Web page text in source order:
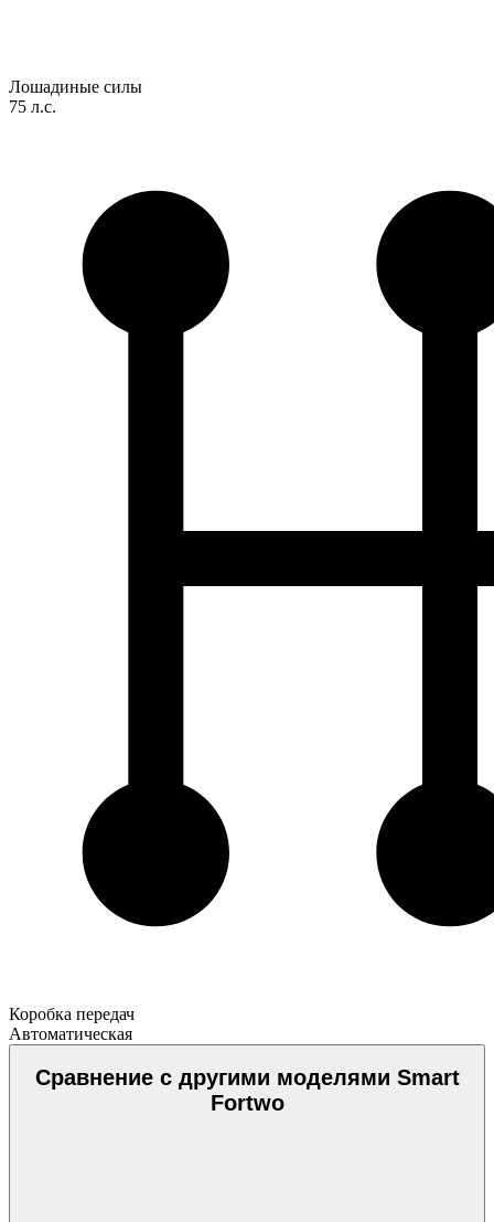
Лошадиные силы
75 л.с.
Коробка передач
Автоматическая
Сравнение с другими моделями Smart
Fortwo